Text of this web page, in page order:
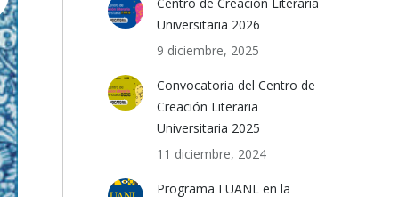
Universitaria 2026
9 diciembre, 2025
Convocatoria del Centro de
Creación Literaria
Universitaria 2025
11 diciembre, 2024
Programa I UANL en la